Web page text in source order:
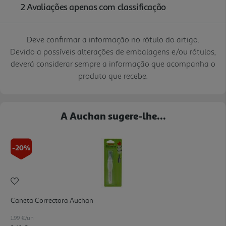
Deve confirmar a informação no rótulo do artigo.
Devido a possíveis alterações de embalagens e/ou rótulos,
deverá considerar sempre a informação que acompanha o
produto que recebe.
A Auchan sugere-lhe...
-20%
Caneta Correctora Auchan
1.99 €/un